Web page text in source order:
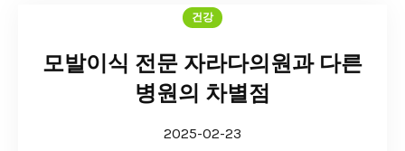
건강
모발이식 전문 자라다의원과 다른
병원의 차별점
2025-02-23